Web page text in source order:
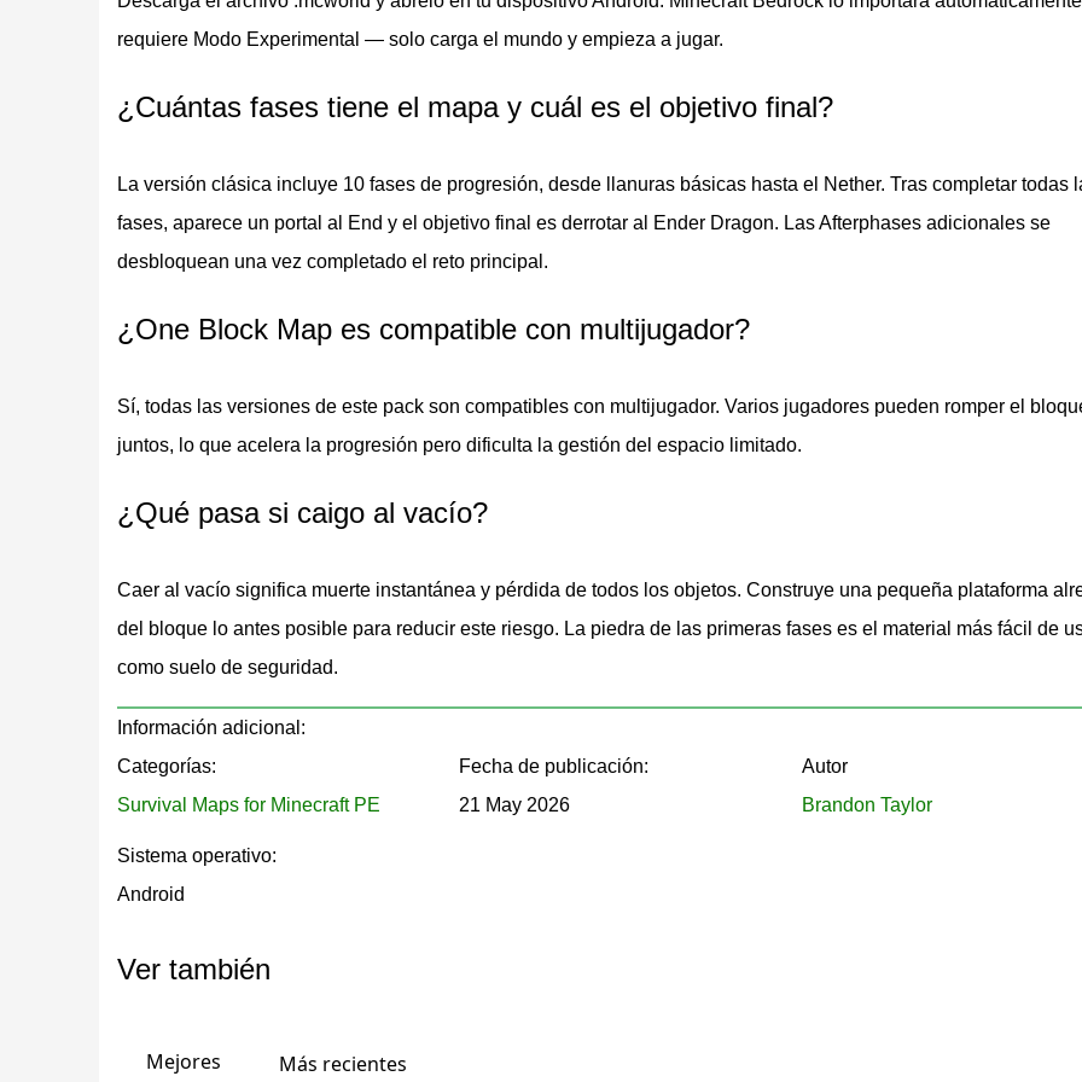
One Block Map — Inicio por Portal
Esta variación añade un cofre inicial y un portal de entrada dedicado. Los jugadores recogen los objetos iniciales
El portal separa esta versión de la generación de mundo estándar, manteniendo la experiencia limpia y enfocada.
avanzan los niveles. El progreso depende completamente de romper bloques de forma continua y gestionar bien
recursos generados.
1 Block Sky Survival
requiere Modo Experimental — solo carga el mundo y empieza a jugar.
¿Cuántas fases tiene el mapa y cuál es el objetivo final?
La versión clásica incluye 10 fases de progresión, desde llanuras básicas hasta el Nether. Tras completar todas
fases, aparece un portal al End y el objetivo final es derrotar al Ender Dragon. Las Afterphases adicionales se
desbloquean una vez completado el reto principal.
¿One Block Map es compatible con multijugador?
Sí, todas las versiones de este pack son compatibles con multijugador. Varios jugadores pueden romper el
juntos, lo que acelera la progresión pero dificulta la gestión del espacio limitado.
¿Qué pasa si caigo al vacío?
Caer al vacío significa muerte instantánea y pérdida de todos los objetos. Construye una pequeña plataforma
del bloque lo antes posible para reducir este riesgo. La piedra de las primeras fases es el material más fácil de
como suelo de seguridad.
Información adicional:
Categorías:
Survival Maps for Minecraft PE
Fecha de publicación:
21 May 2026
Autor
Brandon Taylor
Sistema operativo:
Android
Ver también
Mejores Más recientes